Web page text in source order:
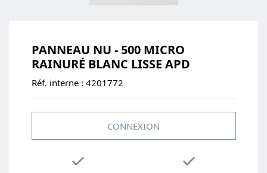
PANNEAU NU - 500 MICRO
RAINURÉ BLANC LISSE APD
Réf. interne : 4201772
CONNEXION